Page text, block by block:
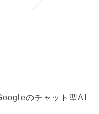
のチャット型AI